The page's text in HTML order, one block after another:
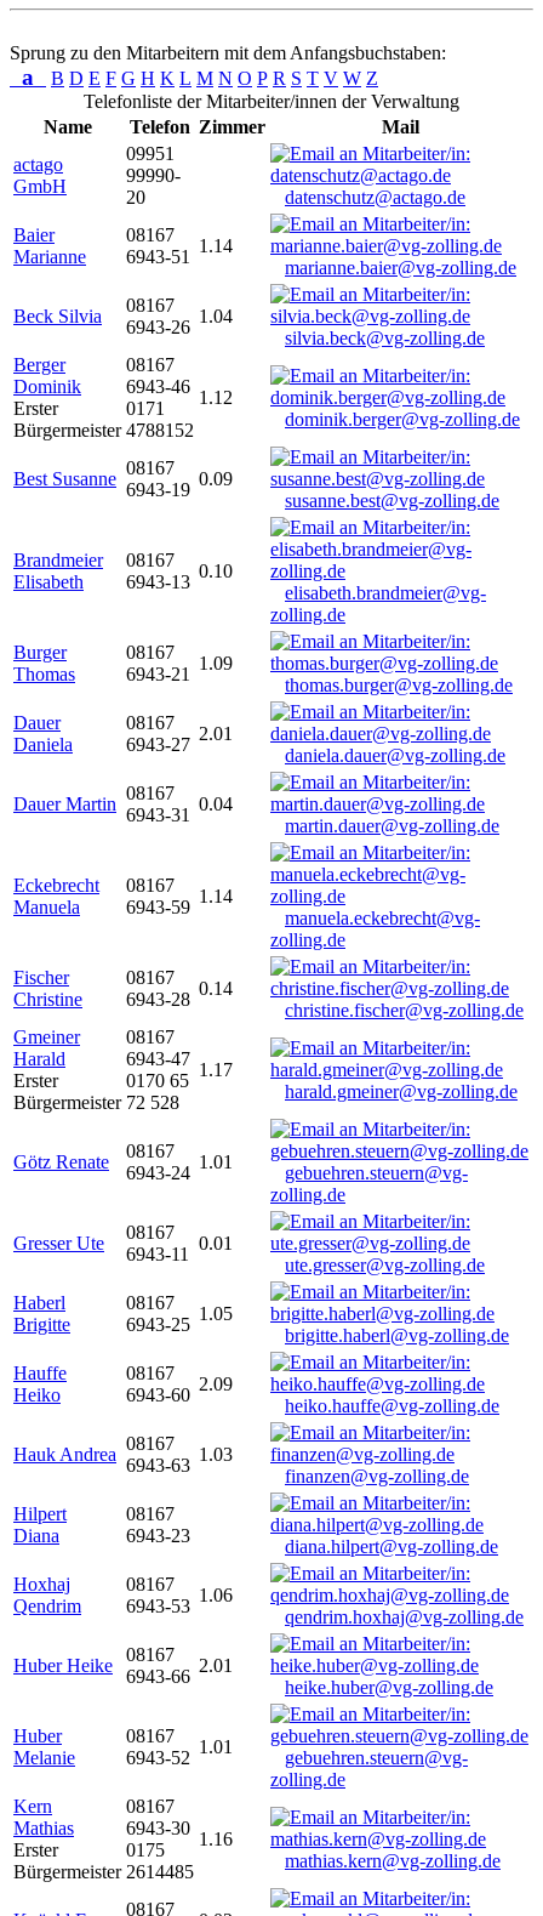
Sprung zu den Mitarbeitern mit dem Anfangsbuchstaben:
a B D E F G H K L M N O P R S T V W Z
Telefonliste der Mitarbeiter/innen der Verwaltung
Name
Telefon Zimmer
Mail
actago
GmbH
09951
99990-
20
datenschutz@actago.de
Baier
Marianne
08167
6943-51
1.14
marianne.baier@vg-zolling.de
Beck Silvia
08167
6943-26
1.04
silvia.beck@vg-zolling.de
Berger
Dominik
Erster
Bürgermeister
08167
6943-46
0171
4788152
1.12
dominik.berger@vg-zolling.de
Best Susanne
08167
6943-19
0.09
susanne.best@vg-zolling.de
Brandmeier
Elisabeth
08167
6943-13
0.10
elisabeth.brandmeier@vg-
zolling.de
Burger
Thomas
08167
6943-21
1.09
thomas.burger@vg-zolling.de
Dauer
Daniela
08167
6943-27
2.01
daniela.dauer@vg-zolling.de
Dauer Martin
08167
6943-31
0.04
martin.dauer@vg-zolling.de
Eckebrecht
Manuela
08167
6943-59
1.14
manuela.eckebrecht@vg-
zolling.de
Fischer
Christine
08167
6943-28
0.14
christine.fischer@vg-zolling.de
Gmeiner
Harald
Erster
Bürgermeister
08167
6943-47
0170 65
72 528
1.17
harald.gmeiner@vg-zolling.de
Götz Renate
08167
6943-24
1.01
gebuehren.steuern@vg-
zolling.de
Gresser Ute
08167
6943-11
0.01
ute.gresser@vg-zolling.de
Haberl
Brigitte
08167
6943-25
1.05
brigitte.haberl@vg-zolling.de
Hauffe
Heiko
08167
6943-60
2.09
heiko.hauffe@vg-zolling.de
Hauk Andrea
08167
6943-63
1.03
finanzen@vg-zolling.de
Hilpert
Diana
08167
6943-23
diana.hilpert@vg-zolling.de
Hoxhaj
Qendrim
08167
6943-53
1.06
qendrim.hoxhaj@vg-zolling.de
Huber Heike
08167
6943-66
2.01
heike.huber@vg-zolling.de
Huber
Melanie
08167
6943-52
1.01
gebuehren.steuern@vg-
zolling.de
Kern
Mathias
Erster
Bürgermeister
08167
6943-30
0175
2614485
1.16
mathias.kern@vg-zolling.de
08167